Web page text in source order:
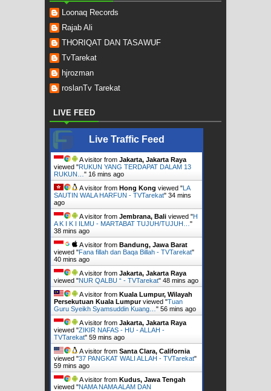
Loonaq Records
Rajab Ali
THORIQAT DAN TASAWUF
TvTarekat
hjrozman
roslanTv Tarekat
LIVE FEED
Live Traffic Feed
A visitor from Jakarta, Jakarta Raya
viewed "RUKUN YANG TERDAPAT DALAM 13
RUKUN… " 16 mins ago
A visitor from Hong Kong viewed "LA
SAUTIN WALA HARFUN - TVTarekat" 34 mins
ago
A visitor from Jembrana, Bali viewed "H
A K I K I ILMU - MARTABAT TUJUH/TUJUH… "
38 mins ago
A visitor from Bandung, Jawa Barat
viewed "Fana fillah dan Baqa Billah - TVTarekat"
40 mins ago
A visitor from Jakarta, Jakarta Raya
viewed "NUR QALBU “ - TVTarekat" 48 mins ago
A visitor from Kuala Lumpur, Wilayah
Persekutuan Kuala Lumpurviewed "Tuan
Guru Syeikh Syamsuddin Kuang… " 56 mins ago
A visitor from Jakarta, Jakarta Raya
viewed "ZIKIR NAFAS - HU - ALLAH -
TVTarekat" 59 mins ago
A visitor from Santa Clara, California
viewed "37 PANGKAT WALI ALLAH - TVTarekat"
59 mins ago
A visitor from Kudus, Jawa Tengah
viewed "NAMA NAMA ALAM DAN